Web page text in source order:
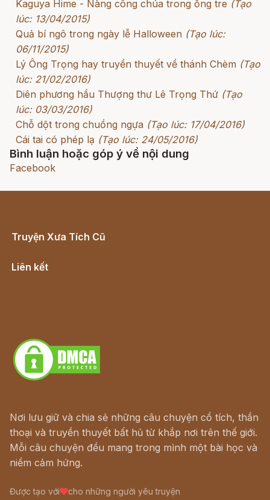
Kaguya Hime - Nàng công chúa trong ống tre (Tạo
lúc: 13/04/2015)
Quả bí ngô trong ngày lễ Halloween (Tạo lúc:
06/11/2015)
Lý Ông Trọng hay truyền thuyết về thánh Chèm (Tạo
lúc: 21/02/2016)
Diên phương hầu Thượng thư Lê Trọng Thứ (Tạo
lúc: 03/03/2016)
Chỗ dột trong chuồng ngựa (Tạo lúc: 17/04/2016)
Cái tai có phép lạ (Tạo lúc: 24/05/2016)
Bình luận hoặc góp ý về nội dung
Facebook
Truyện Xưa Tích Cũ
Liên kết
Nơi lưu giữ và chia sẻ những câu chuyện cổ tích, thần
thoại và truyền thuyết bất hủ từ khắp nơi trên thế giới.
Mỗi câu chuyện đều mang trong mình một bài học và
niềm cảm hứng.
Được tạo với cho những người yêu truyện